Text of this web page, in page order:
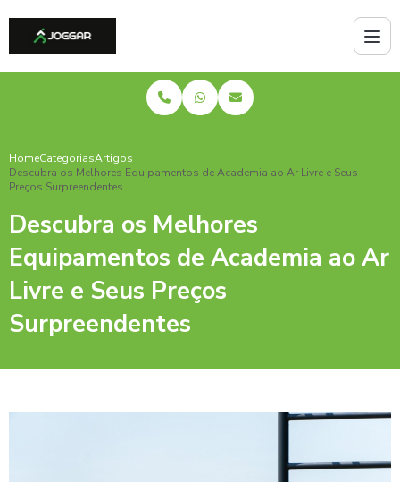
HomeCategoriasArtigos
Descubra os Melhores Equipamentos de Academia ao Ar Livre e Seus
Preços Surpreendentes
Descubra os Melhores
Equipamentos de Academia ao Ar
Livre e Seus Preços
Surpreendentes